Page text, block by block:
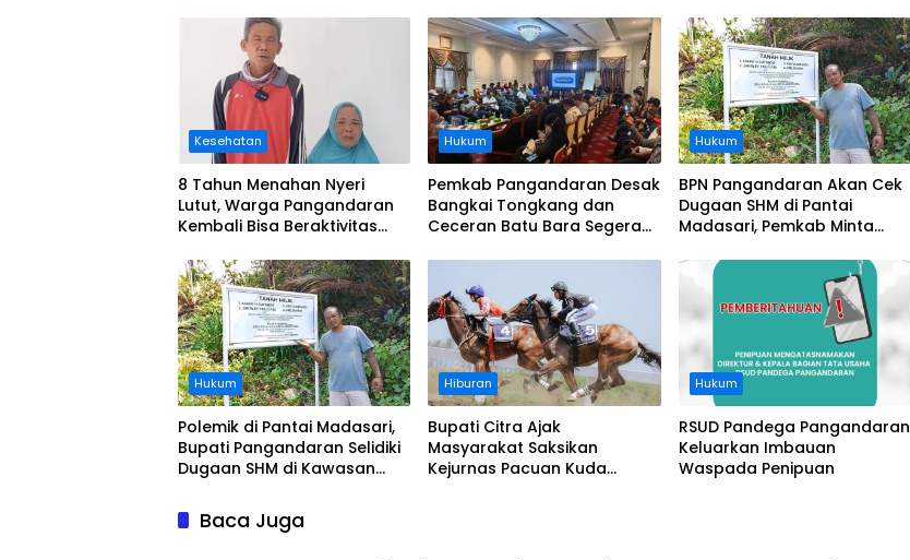
Kesehatan
8 Tahun Menahan Nyeri
Lutut, Warga Pangandaran
Kembali Bisa Beraktivitas
Ditanggung BPJS
Hukum
Pemkab Pangandaran Desak
Bangkai Tongkang dan
Ceceran Batu Bara Segera
Koordinasi Perusahaan
Hukum
BPN Pangandaran Akan Cek
Dugaan SHM di Pantai
Madasari, Pemkab Minta
Hukum
Polemik di Pantai Madasari,
Bupati Pangandaran Selidiki
Dugaan SHM di Kawasan
Hiburan
Bupati Citra Ajak
Masyarakat Saksikan
Kejurnas Pacuan Kuda
Hukum
RSUD Pandega Pangandaran
Keluarkan Imbauan
Waspada Penipuan
Baca Juga